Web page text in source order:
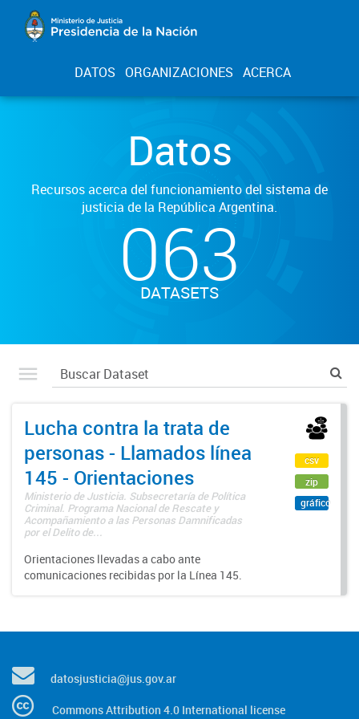
DATOS ORGANIZACIONES ACERCA
Datos
Recursos acerca del funcionamiento del sistema de
justicia de la República Argentina.
063
DATASETS
Lucha contra la trata de
personas - Llamados línea
145 - Orientaciones
Ministerio de Justicia. Subsecretaría de Política
Criminal. Programa Nacional de Rescate y
Acompañamiento a las Personas Damnificadas
por el Delito de...
Orientaciones llevadas a cabo ante
comunicaciones recibidas por la Línea 145.
csv
zip
gráfico
datosjusticia@jus.gov.ar
Commons Attribution 4.0 International license